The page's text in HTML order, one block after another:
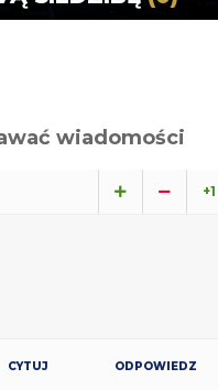
wiadomości
+1
CYTUJ ODPOWIEDZ